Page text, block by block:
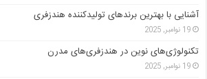
آشنایی با بهترین برندهای تولیدکننده هندزفری
19 نوامبر, 2025
تکنولوژی‌های نوین در هندزفری‌های مدرن
19 نوامبر, 2025